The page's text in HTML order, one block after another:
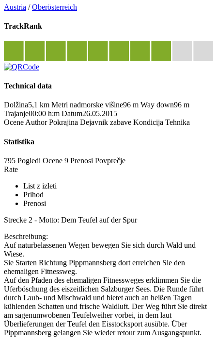
Austria /Oberösterreich
TrackRank
Technical data
Dolžina5,1 km Metri nadmorske višine96 m Way down96 m
Trajanje00:00 h:m Datum26.05.2015
Ocene Author Pokrajina Dejavnik zabave Kondicija Tehnika
Statistika
795 Pogledi Ocene 9 Prenosi Povprečje
Rate
List z izleti
Prihod
Prenosi
Strecke 2 - Motto: Dem Teufel auf der Spur
Beschreibung:
Auf naturbelassenen Wegen bewegen Sie sich durch Wald und
Wiese.
Sie Starten Richtung Pippmannsberg dort erreichen Sie den
ehemaligen Fitnessweg.
Auf den Pfaden des ehemaligen Fitnessweges erklimmen Sie die
Uferböschung des eiszeitlichen Salzburger Sees. Die Runde führt
durch Laub- und Mischwald und bietet auch an heißen Tagen
kühlenden Schatten und frische Waldluft. Der Weg führt Sie direkt
am sagenumwobenen Teufelweiher vorbei, in dem laut
Überlieferungen der Teufel den Eisstocksport ausübte. Über
Pippmannsberg gelangen Sie wieder retour zum Ausgangspunkt.